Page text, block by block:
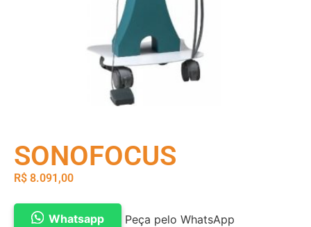
SONOFOCUS
R$ 8.091,00
Whatsapp Peça pelo WhatsApp